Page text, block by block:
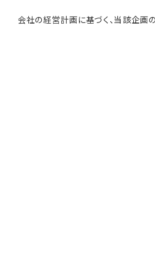
会社の経営計画に基づく、当該企画